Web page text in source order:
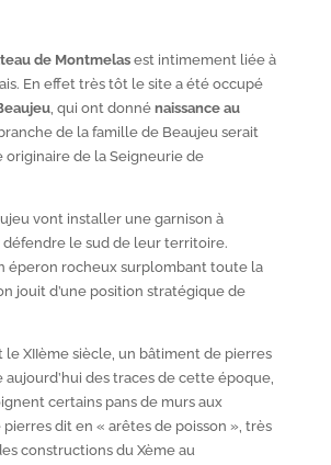
de Montmelasest intimement liée à
En effet très tôt le site a été occupé
, qui ont donné naissance au
de la famille de Beaujeu serait
de la Seigneurie de
vont installer une garnison à
le sud de leur territoire.
éperon rocheux surplombant toute la
jouit d’une position stratégique de
le XIIèmesiècle, un bâtiment de pierres
aujourd’hui des traces de cette époque,
certains pans de murs aux
dit en « arêtes de poisson », très
constructions du Xèmeau